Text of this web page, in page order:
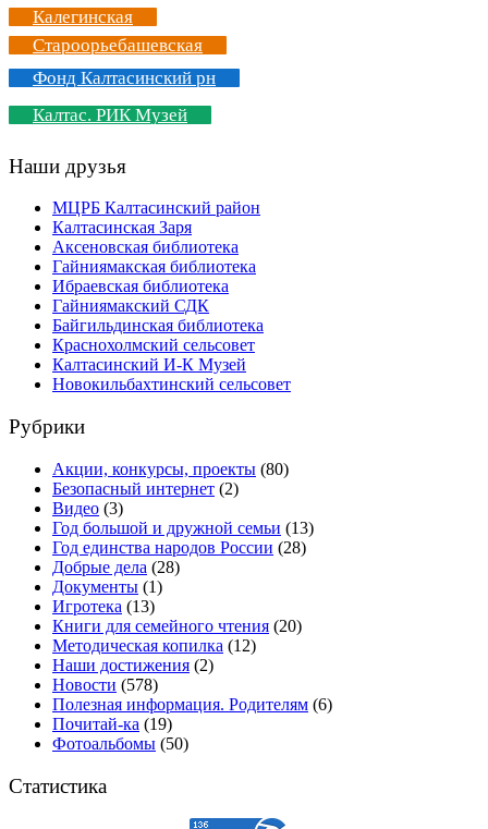
Калегинская
Староорьебашевская
Фонд Калтасинский рн
Калтас. РИК Музей
Наши друзья
МЦРБ Калтасинский район
Калтасинская Заря
Аксеновская библиотека
Гайниямакская библиотека
Ибраевская библиотека
Гайниямакский СДК
Байгильдинская библиотека
Краснохолмский сельсовет
Калтасинский И-К Музей
Новокильбахтинский сельсовет
Рубрики
Акции, конкурсы, проекты (80)
Безопасный интернет (2)
Видео (3)
Год большой и дружной семьи (13)
Год единства народов России (28)
Добрые дела (28)
Документы (1)
Игротека (13)
Книги для семейного чтения (20)
Методическая копилка (12)
Наши достижения (2)
Новости (578)
Полезная информация. Родителям (6)
Почитай-ка (19)
Фотоальбомы (50)
Статистика